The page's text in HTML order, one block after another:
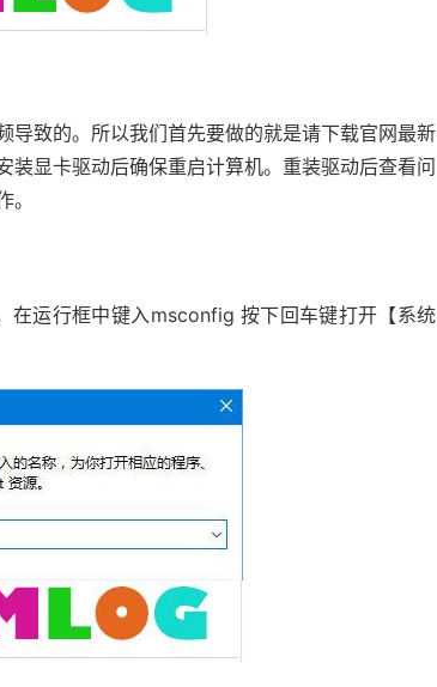
致的。所以我们首先要做的就是请下载官网最新
显卡驱动后确保重启计算机。重装驱动后查看问
运行框中键入msconfig 按下回车键打开【系统